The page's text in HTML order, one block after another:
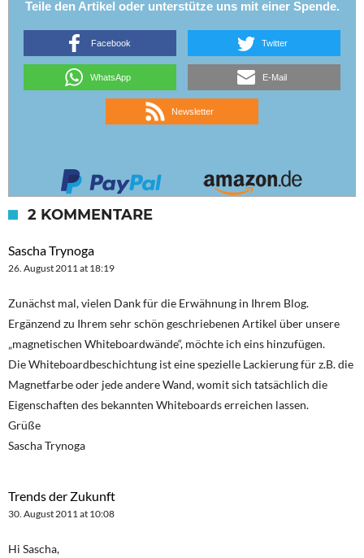
Teile den Artikel oder unterstütze uns mit einer Spende.
Facebook Twitter
WhatsApp E-Mail
Newsletter
2 KOMMENTARE
Sascha Trynoga
26. August 2011 at 18:19
Zunächst mal, vielen Dank für die Erwähnung in Ihrem Blog.
Ergänzend zu Ihrem sehr schön geschriebenen Artikel über unsere
„magnetischen Whiteboardwände“, möchte ich eins hinzufügen.
Die Whiteboardbeschichtung ist eine spezielle Lackierung für z.B. die
Magnetfarbe oder jede andere Wand, womit sich tatsächlich die
Eigenschaften des bekannten Whiteboards erreichen lassen.
Grüße
Sascha Trynoga
Trends der Zukunft
30. August 2011 at 10:08
Hi Sascha,